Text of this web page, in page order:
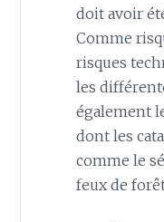
doit avoir
Comme
risques
les
également
dont les
comme le
feux de